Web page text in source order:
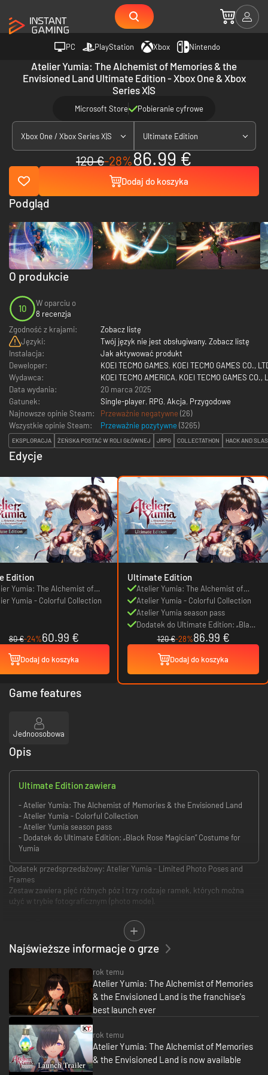
PC PlayStation Xbox Nintendo
Atelier Yumia: The Alchemist of Memories & the
Envisioned Land Ultimate Edition - Xbox One & Xbox
Series X|S
Microsoft Store Pobieranie cyfrowe
Xbox One / Xbox Series X|S Ultimate Edition
120 €-28%86.99 €
Dodaj do koszyka
O produkcie
10
W oparciu o
8 recenzja
Zgodność z krajami:
Zobacz listę
Języki:
Twój język nie jest obsługiwany. Zobacz listę
Instalacja:
Jak aktywować produkt
Deweloper:
KOEI TECMO GAMES, KOEI TECMO GAMES CO.,
Wydawca:
KOEI TECMO AMERICA, KOEI TECMO GAMES CO.,
Data wydania:
20 marca 2025
Gatunek:
Single-player, RPG, Akcja, Przygodowe
Najnowsze opinie Steam:
Przeważnie negatywne (26)
Wszystkie opinie Steam:
Przeważnie pozytywne (3265)
EKSPLORACJA ŻEŃSKA POSTAĆ W ROLI GŁÓWNEJ JRPG COLLECTATHON HACK AND
Edycje
Edition
Yumia: The Alchemist of
& the Envisioned Land
Yumia - Colorful Collection
80 €-24%60.99 €
Dodaj do koszyka
Ultimate Edition
Atelier Yumia: The Alchemist of
Memories & the Envisioned Land
Atelier Yumia - Colorful Collection
Atelier Yumia season pass
Dodatek do Ultimate Edition: „Black
Rose Magician” Costume for Yumia
120 €-28%86.99 €
Dodaj do koszyka
Podgląd
Game features
Jednoosobowa
Opis
Ultimate Edition zawiera
- Atelier Yumia: The Alchemist of Memories & the Envisioned Land
- Atelier Yumia - Colorful Collection
- Atelier Yumia season pass
- Dodatek do Ultimate Edition: „Black Rose Magician” Costume for
Yumia
Dodatek przedsprzedażowy: Atelier Yumia - Limited Photo Poses and
Frames
Zestaw zawiera pięć różnych póz i trzy rodzaje ramek, których można
użyć w trybie fotograficznym (photo mode).
Uwaga! Tryb fotograficzny (photo mode) staje się dostępny po
odblokowaniu budynku bazy (base building). W późniejszym terminie ta
zawartość dodatkowa może trafić do sprzedaży lub zostać udostępniona
za darmo.
wersji Xbox Series X|S gry, jak i Xbox One – bez dodatkowych kosztów.
Premia za wczesny zakup: Atelier Yumia - Aladiss Investigation
Preparation Set
Zestaw zawiera kostium dla Yumii i Flammi, trzy akcesoria „Training Wrist
Weight” i przepis (recipe) na Training Wrist Weights. Training Wrist Weights
zwiększają doświadczenie pozyskiwane dzięki pokonywaniu potworów o
3℅, gdy są używane przez postać.
Najświeższe informacje o grze
rok temu
Atelier Yumia: The Alchemist of Memories
& the Envisioned Land is the franchise's
best launch ever
rok temu
Atelier Yumia: The Alchemist of Memories
& the Envisioned Land is now available